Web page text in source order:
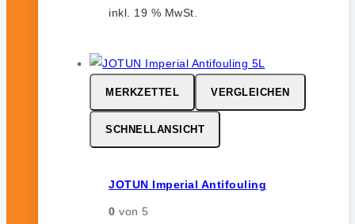
inkl. 19 % MwSt.
MERKZETTEL VERGLEICHEN
SCHNELLANSICHT
JOTUN Imperial Antifouling
0 von 5